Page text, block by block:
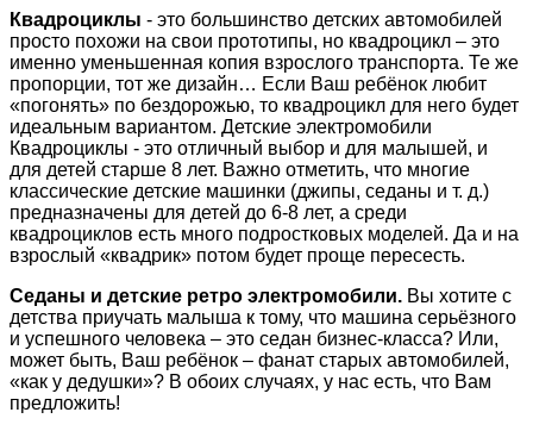
Квадроциклы - это большинство детских автомобилей
просто похожи на свои прототипы, но квадроцикл – это
именно уменьшенная копия взрослого транспорта. Те же
пропорции, тот же дизайн… Если Ваш ребёнок любит
«погонять» по бездорожью, то квадроцикл для него будет
идеальным вариантом. Детские электромобили
Квадроциклы - это отличный выбор и для малышей, и
для детей старше 8 лет. Важно отметить, что многие
классические детские машинки (джипы, седаны и т. д.)
предназначены для детей до 6-8 лет, а среди
квадроциклов есть много подростковых моделей. Да и на
взрослый «квадрик» потом будет проще пересесть.
Седаны и детские ретро электромобили. Вы хотите с
детства приучать малыша к тому, что машина серьёзного
и успешного человека – это седан бизнес-класса? Или,
может быть, Ваш ребёнок – фанат старых автомобилей,
«как у дедушки»? В обоих случаях, у нас есть, что Вам
предложить!